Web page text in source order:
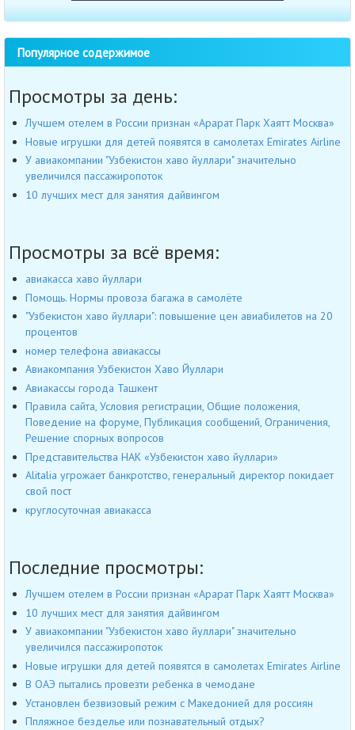
Популярное содержимое
Просмотры за день:
Лучшем отелем в России признан «Арарат Парк Хаятт Москва»
Новые игрушки для детей появятся в самолетах Emirates Airline
У авиакомпании "Узбекистон хаво йуллари" значительно
увеличился пассажиропоток
10 лучших мест для занятия дайвингом
Просмотры за всё время:
авиакасса хаво йуллари
Помощь. Нормы провоза багажа в самолёте
"Узбекистон хаво йуллари": повышение цен авиабилетов на 20
процентов
номер телефона авиакассы
Авиакомпания Узбекистон Хаво Йуллари
Авиакассы города Ташкент
Правила сайта, Условия регистрации, Общие положения,
Поведение на форуме, Публикация сообщений, Ограничения,
Решение спорных вопросов
Представительства НАК «Узбекистон хаво йуллари»
Alitalia угрожает банкротство, генеральный директор покидает
свой пост
круглосуточная авиакасса
Последние просмотры:
Лучшем отелем в России признан «Арарат Парк Хаятт Москва»
10 лучших мест для занятия дайвингом
У авиакомпании "Узбекистон хаво йуллари" значительно
увеличился пассажиропоток
Новые игрушки для детей появятся в самолетах Emirates Airline
В ОАЭ пытались провезти ребенка в чемодане
Установлен безвизовый режим с Македонией для россиян
Ппляжное безделье или познавательный отдых?